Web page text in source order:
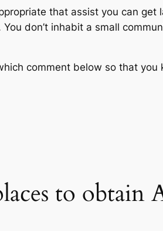
that assist you can
don’t inhabit a small
comment below so that
to obtain